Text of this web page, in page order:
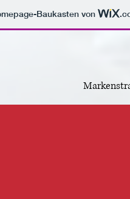
Baukasten von